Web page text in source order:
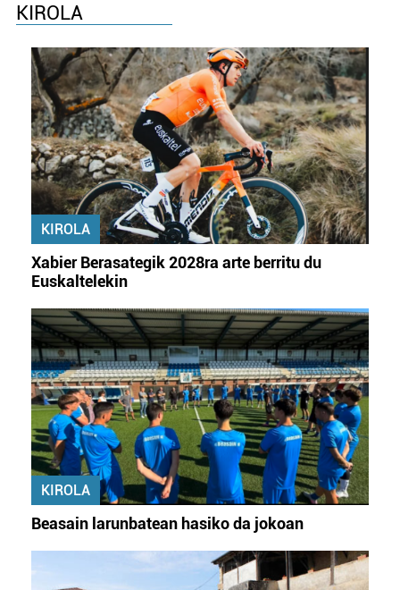
KIROLA
KIROLA
Xabier Berasategik 2028ra arte berritu du
Euskaltelekin
KIROLA
Beasain larunbatean hasiko da jokoan